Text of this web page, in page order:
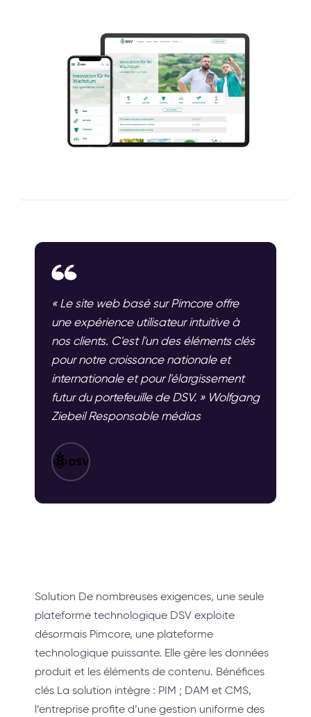
« Le site web basé sur Pimcore offre
une expérience utilisateur intuitive à
nos clients. C'est l'un des éléments clés
pour notre croissance nationale et
internationale et pour l'élargissement
futur du portefeuille de DSV. » Wolfgang
Ziebeil Responsable médias
Solution De nombreuses exigences, une seule
plateforme technologique DSV exploite
désormais Pimcore, une plateforme
technologique puissante. Elle gère les données
produit et les éléments de contenu. Bénéfices
clés La solution intègre : PIM ; DAM et CMS,
l’entreprise profite d’une gestion uniforme des